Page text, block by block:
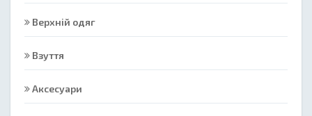
Верхній одяг
Взуття
Аксесуари